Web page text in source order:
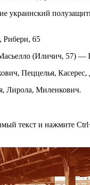
украинский
Рибери, 65
(Иличич, 57) —
Пеццелья, Касерес,
Лирола, Миленкович.
текст и нажмите